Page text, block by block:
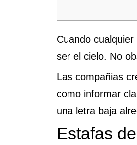
Cuando
ser el cielo. No
Las compañias
como informar
una letra baja
Estafas